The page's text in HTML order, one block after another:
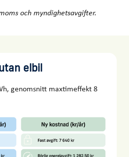
och myndighetsavgifter.
elbil
genomsnitt maxtimeffekt 8